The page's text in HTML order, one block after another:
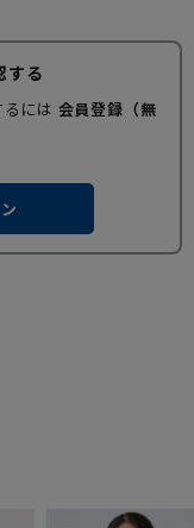
する
には 会員登録（無